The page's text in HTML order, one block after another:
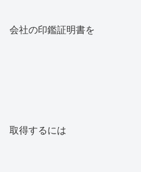
会社の印鑑証明書を
取得するには